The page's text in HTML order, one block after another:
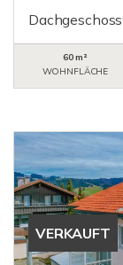
60 m²
WOHNFLÄCHE
VERKAUFT